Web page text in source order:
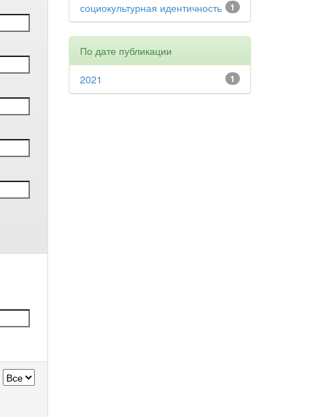
1
социокультурная идентичность
По дате публикации
1
2021